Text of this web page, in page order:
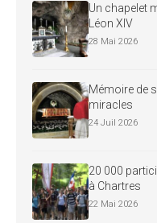
Un chapelet
Léon XIV
28 Mai 2026
Mémoire de
miracles
24 Juil 2026
20 000
à Chartres
22 Mai 2026